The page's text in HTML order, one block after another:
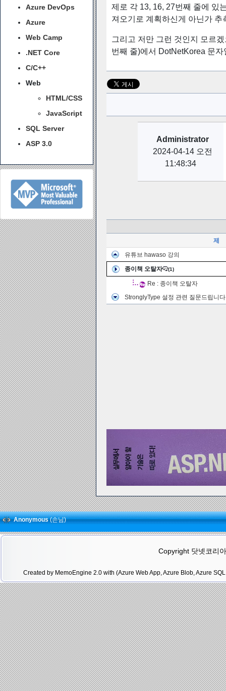
Azure DevOps
Azure
Web Camp
.NET Core
C/C++
Web
HTML/CSS
JavaScript
SQL Server
ASP 3.0
제로 각 13, 16, 27번째 줄에 있
져오기로 계획하신게 아닌가 추
그리고 저만 그런 것인지 모르
번째 줄)에서 DotNetKorea 문
Administrator
2024-04-14 오전
11:48:34
제
유튜브 hawaso 강의
종이책 오탈자
(1)
Re : 종이책 오탈자
StronglyType 설정 관련 질문드립니
Anonymous(손님)
Copyright 닷넷코리
Created by MemoEngine 2.0 with (Azure Web App, Azure Blob, Azure